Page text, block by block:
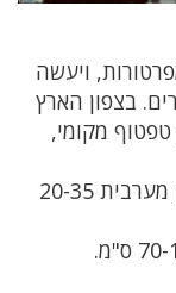
ויעשה
בצפון ‌‏הארץ
מקומי,
דרום מערבית עד צפון מערבית 20-35